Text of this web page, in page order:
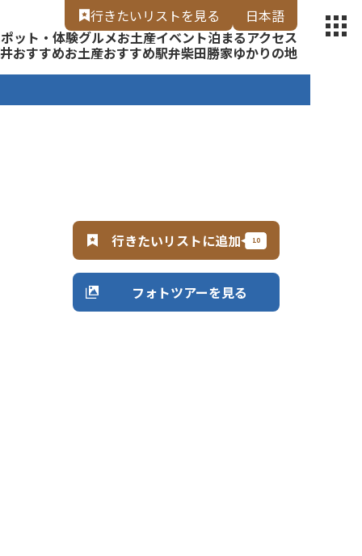
福いろ】
行きたいリストを見る
日本語
English
ット・体験グルメお土産イベント泊まるアクセス
おすすめお土産おすすめ駅弁柴田勝家ゆかりの地
行きたいリストに追加
フォトツアーを見る